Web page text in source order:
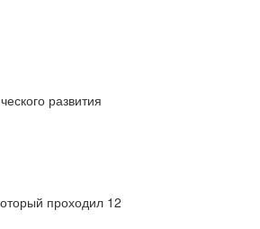
развития
проходил 12